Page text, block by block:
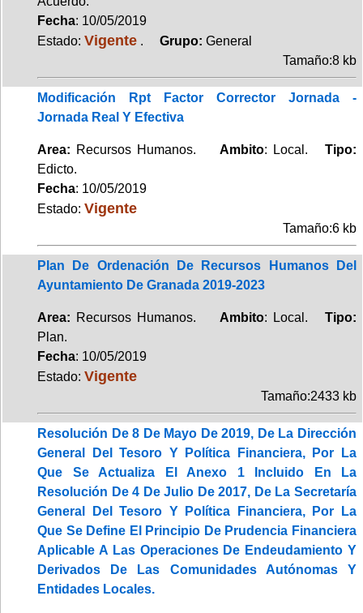
Fecha: 10/05/2019
Estado: Vigente . Grupo: General
Tamaño:8 kb
Modificación Rpt Factor Corrector Jornada -
Jornada Real Y Efectiva
Area: Recursos Humanos. Ambito: Local.Tipo:
Edicto.
Fecha: 10/05/2019
Estado: Vigente
Tamaño:6 kb
Plan De Ordenación De Recursos Humanos Del
Ayuntamiento De Granada 2019-2023
Area: Recursos Humanos. Ambito: Local.Tipo:
Plan.
Fecha: 10/05/2019
Estado: Vigente
Tamaño:2433 kb
Resolución De 8 De Mayo De 2019, De La Dirección
General Del Tesoro Y Política Financiera, Por La
Que Se Actualiza El Anexo 1 Incluido En La
Resolución De 4 De Julio De 2017, De La Secretaría
General Del Tesoro Y Política Financiera, Por La
Que Se Define El Principio De Prudencia Financiera
Aplicable A Las Operaciones De Endeudamiento Y
Derivados De Las Comunidades Autónomas Y
Entidades Locales.